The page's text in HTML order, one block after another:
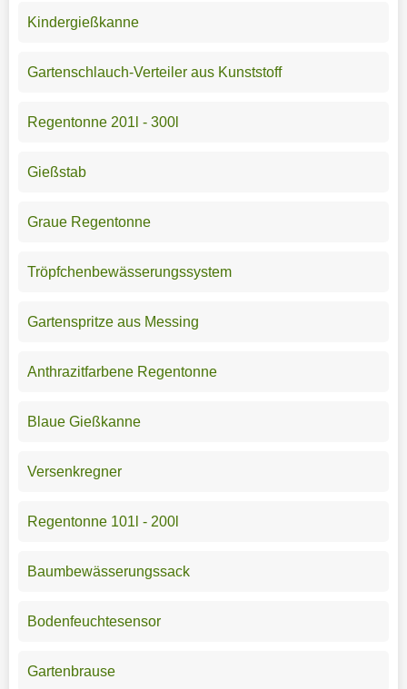
Kindergießkanne
Gartenschlauch-Verteiler aus Kunststoff
Regentonne 201l - 300l
Gießstab
Graue Regentonne
Tröpfchenbewässerungssystem
Gartenspritze aus Messing
Anthrazitfarbene Regentonne
Blaue Gießkanne
Versenkregner
Regentonne 101l - 200l
Baumbewässerungssack
Bodenfeuchtesensor
Gartenbrause